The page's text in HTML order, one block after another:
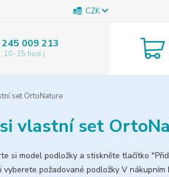
CZK
009 213
10-15 hod.)
set OrtoNature
vlastní set
si model podložky a stiskněte tlačítko
vyberete požadované podložky V nákupním